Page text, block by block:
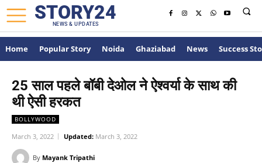
STORY24
NEWS & UPDATES
Home Popular Story Noida Ghaziabad News Success
25 साल पहले बॉबी देओल ने ऐश्वर्या के साथ की
थी ऐसी हरकत
BOLLYWOOD
March 3, 2022 Updated: March 3, 2022
By Mayank Tripathi